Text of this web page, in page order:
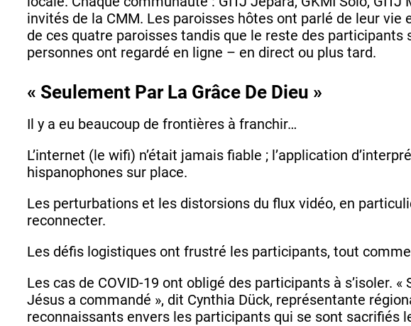
invités de la CMM. Les paroisses hôtes ont parlé de leur
de ces quatre paroisses tandis que le reste des
personnes ont regardé en ligne – en direct ou plus tard.
« Seulement Par La Grâce De Dieu »
Il y a eu beaucoup de frontières à franchir…
L’internet (le wifi) n’était jamais fiable ; l’application
hispanophones sur place.
Les perturbations et les distorsions du flux vidéo, en
reconnecter.
Les défis logistiques ont frustré les participants, tout
Les cas de COVID-19 ont obligé des participants à s’isoler.
Jésus a commandé », dit Cynthia Dück, représentante
reconnaissants envers les participants qui se sont sacrifiés